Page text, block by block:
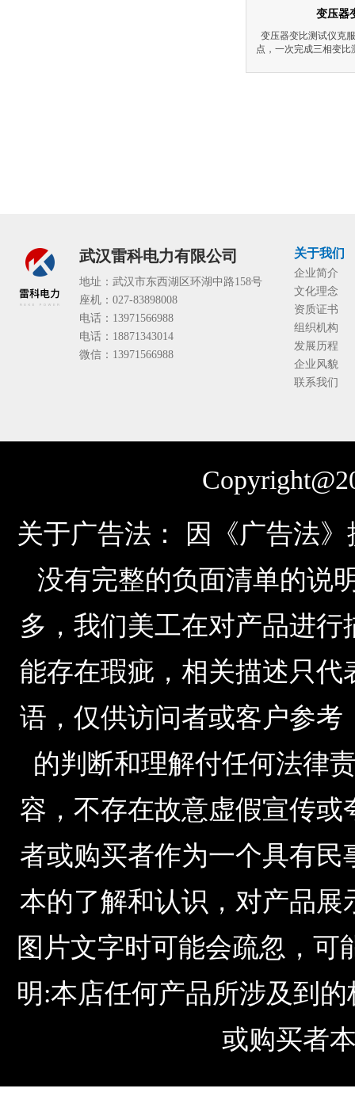
变压器
变压器变比测试仪克
点，一次完成三相变
武汉雷科电力有限公司
地址：武汉市东西湖区环湖中路158号
座机：027-83898008
电话：13971566988
电话：18871343014
微信：13971566988
关于我们
企业简介
文化理念
资质证书
组织机构
发展历程
企业风貌
联系我们
关于广告法： 因《广告法
没有完整的负面清单的说
多，我们美工在对产品进
能存在瑕疵，相关描述只
语，仅供访问者或客户参
的判断和理解付任何法律
容，不存在故意虚假宣传
者或购买者作为一个具有
本的了解和认识，对产品
图片文字时可能会疏忽，
明:本店任何产品所涉及到
或购买者